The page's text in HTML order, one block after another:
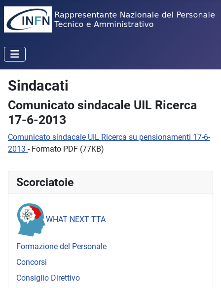
Scorciatoie
WHAT NEXT TTA
Formazione del Personale
Concorsi
Consiglio Direttivo
Sindacati
Comunicato sindacale UIL Ricerca
17-6-2013
Comunicato sindacale UIL Ricerca su pensionamenti 17-6-
2013 - Formato PDF (77KB)